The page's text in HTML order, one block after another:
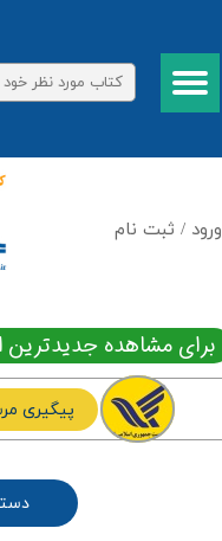
ورود / ثبت نام
حساب کاربری من
تغییر گذر واژه
سفارشات
برای مشاهده جدیدترین
پیگیری